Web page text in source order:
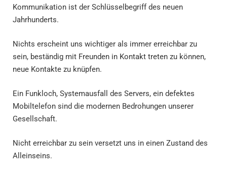
Kommunikation ist der Schlüsselbegriff des neuen
Jahrhunderts.
Nichts erscheint uns wichtiger als immer erreichbar zu
sein, beständig mit Freunden in Kontakt treten zu können,
neue Kontakte zu knüpfen.
Ein Funkloch, Systemausfall des Servers, ein defektes
Mobiltelefon sind die modernen Bedrohungen unserer
Gesellschaft.
Nicht erreichbar zu sein versetzt uns in einen Zustand des
Alleinseins.